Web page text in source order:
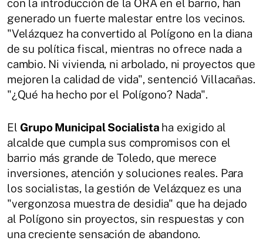
con la introducción de la ORA en el barrio, han
generado un fuerte malestar entre los vecinos.
"Velázquez ha convertido al Polígono en la diana
de su política fiscal, mientras no ofrece nada a
cambio. Ni vivienda, ni arbolado, ni proyectos que
mejoren la calidad de vida", sentenció Villacañas.
"¿Qué ha hecho por el Polígono? Nada".
El Grupo Municipal Socialista ha exigido al
alcalde que cumpla sus compromisos con el
barrio más grande de Toledo, que merece
inversiones, atención y soluciones reales. Para
los socialistas, la gestión de Velázquez es una
"vergonzosa muestra de desidia" que ha dejado
al Polígono sin proyectos, sin respuestas y con
una creciente sensación de abandono.